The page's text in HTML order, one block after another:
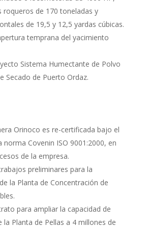
roqueros de 170 toneladas y
de 19,5 y 12,5 yardas cúbicas.
temprana del yacimiento
Sistema Humectante de Polvo
Secado de Puerto Ordaz.
Orinoco es re-certificada bajo el
norma Covenin ISO 9001:2000, en
de la empresa.
preliminares para la
la Planta de Concentración de
para ampliar la capacidad de
la Planta de Pellas a 4 millones de